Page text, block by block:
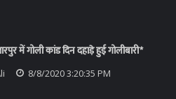
में गोली कांड दिन दहाड़े हुई गोलीबारी*
8/8/2020 3:20:35 PM